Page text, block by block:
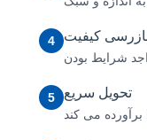
4 بازرسی کیفیت
شرایط بودن
5 تحویل سریع
برآورده می کند